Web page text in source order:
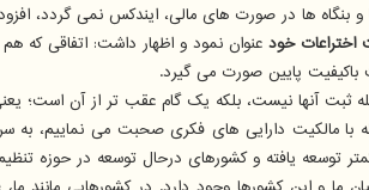
و بنگاه ها در صورت های مالی، ایندکس نمی گردد،
اختراعات خود عنوان نمود و اظهار داشت: اتفاقی که
پایین صورت می گیرد.
آنها نیست، بلکه یک گام عقب تر از آن است؛
مالکیت دارایی های فکری صحبت می نماییم، به
یافته و کشورهای درحال توسعه در حوزه